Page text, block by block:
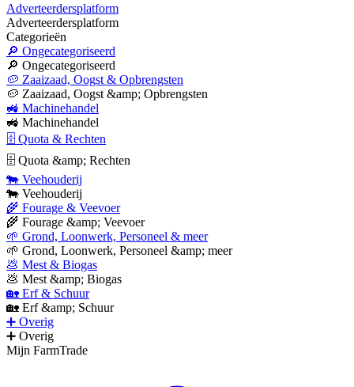
Adverteerdersplatform
Adverteerdersplatform
Categorieën
🔎 Ongecategoriseerd
🔎 Ongecategoriseerd
🥔 Zaaizaad, Oogst & Opbrengsten
🥔 Zaaizaad, Oogst &amp; Opbrengsten
🚜 Machinehandel
🚜 Machinehandel
🗄 Quota & Rechten
🗄 Quota &amp; Rechten
🐄 Veehouderij
🐄 Veehouderij
🌾 Fourage & Veevoer
🌾 Fourage &amp; Veevoer
🌱 Grond, Loonwerk, Personeel & meer
🌱 Grond, Loonwerk, Personeel &amp; meer
💩 Mest & Biogas
💩 Mest &amp; Biogas
🏡 Erf & Schuur
🏡 Erf &amp; Schuur
➕ Overig
➕ Overig
Mijn FarmTrade